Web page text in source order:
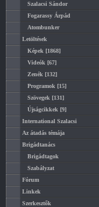
Szalacsi Sándor
Fogarassy Árpád
Atombunker
Letöltések
Képek [1868]
Videók [67]
Zenék [132]
Programok [15]
Szövegek [131]
Újságcikkek [9]
International Szalacsi
Az átadás témája
Brigádtanács
Brigádtagok
Szabályzat
Fórum
Linkek
Szerkesztők